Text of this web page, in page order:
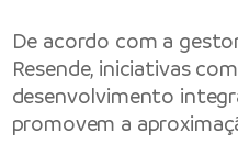
De acordo com a
Resende, iniciativas
desenvolvimento
promovem a